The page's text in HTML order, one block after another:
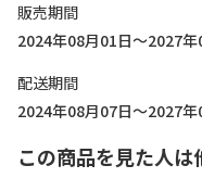
販売期間
2024年08月01日～2027年
配送期間
2024年08月07日～2027年
この商品を見た人